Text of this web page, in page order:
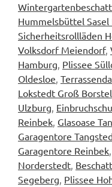
Hummelsbüttel
Sicherheitsrollläden
Volksdorf Meiendorf,
Hamburg, Plissee
Oldesloe,
Lokstedt Groß Borstel
Ulzburg,
Reinbek, Glasoase
Garagentore
Garagentore Reinbek,
Norderstedt,
Segeberg, Plissee